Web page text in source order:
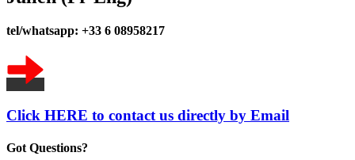
tel/whatsapp: +33 6 08958217
Click HERE to contact us directly by Email
Got Questions?